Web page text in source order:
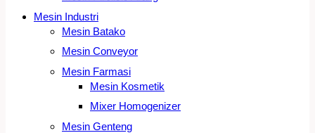
Mesin Industri
Mesin Batako
Mesin Conveyor
Mesin Farmasi
Mesin Kosmetik
Mixer Homogenizer
Mesin Genteng